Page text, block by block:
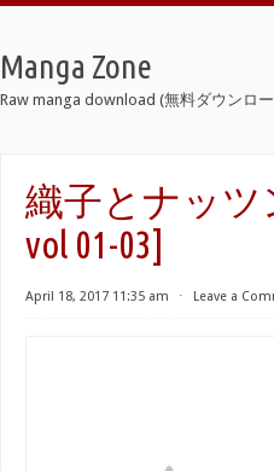
Manga Zone
Raw manga download (無料ダウンロ
織子とナッツ
vol 01-03]
April 18, 2017 11:35 am ⋅ Leave a